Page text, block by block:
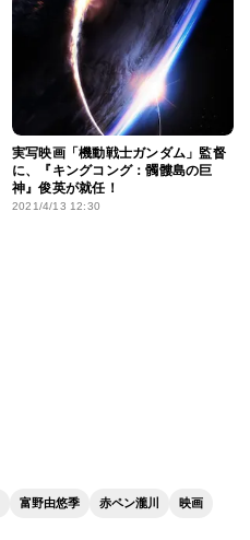
実写映画「機動戦士ガンダム」監督
に、『キングコング：髑髏島の巨
神』俊英が就任！
2021/4/13 12:30
富野由悠季 赤ペン瀧川 映画